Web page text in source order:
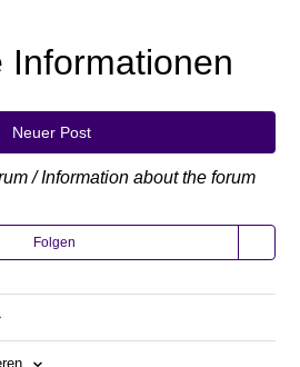
Informationen
Neuer Post
/ Information about the forum
Folgen